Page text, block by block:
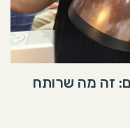
זה מה שרותח